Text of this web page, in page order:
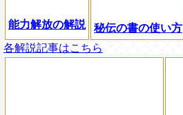
能力解放の解説
秘伝の書の使い方
各解説記事はこちら